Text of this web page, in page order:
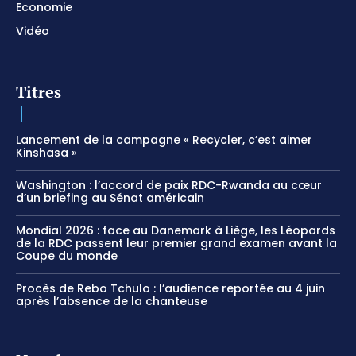
Economie
Vidéo
Titres
Lancement de la campagne « Recycler, c’est aimer
Kinshasa »
Washington : l’accord de paix RDC-Rwanda au cœur
d’un briefing au Sénat américain
Mondial 2026 : face au Danemark à Liège, les Léopards
de la RDC passent leur premier grand examen avant la
Coupe du monde
Procès de Rebo Tchulo : l’audience reportée au 4 juin
après l’absence de la chanteuse